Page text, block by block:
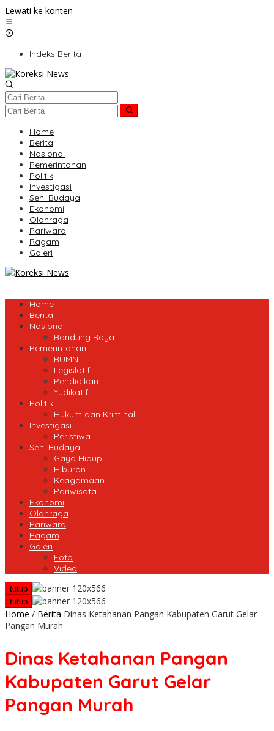
Lewati ke konten
Indeks Berita
Home
Berita
Nasional
Pemerintahan
Politik
Investigasi
Seni Budaya
Ekonomi
Olahraga
Pariwara
Ragam
Galeri
Home
Berita
Nasional
Bandung Raya
Pemerintahan
BUMN
Legislatif
Pendidikan
Yudikatif
Politik
Hukum dan Kriminal
Investigasi
Peristiwa
Seni Budaya
Gaya Hidup
Hiburan
Keagamaan
Pariwisata
Ekonomi
Olahraga
Pariwara
Ragam
Galeri
Foto
Video
tutup
tutup
Home / Berita Dinas Ketahanan Pangan Kabupaten Garut Gelar
Pangan Murah
Dinas Ketahanan Pangan
Kabupaten Garut Gelar
Pangan Murah